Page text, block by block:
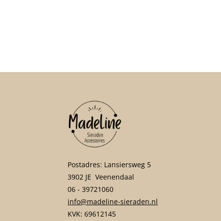
Postadres: Lansiersweg 5
3902 JE Veenendaal
06 - 39721060
info@madeline-sieraden.nl
KVK: 69612145